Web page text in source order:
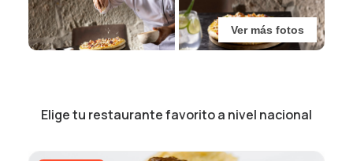
Ver más fotos
Elige tu restaurante favorito a nivel nacional